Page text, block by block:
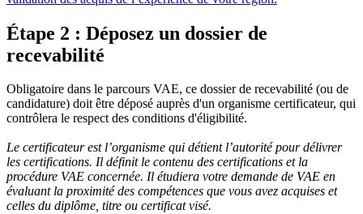
Étape 2 : Déposez un dossier de
recevabilité
Obligatoire dans le parcours VAE, ce dossier de recevabilité (ou de
candidature) doit être déposé auprès d'un organisme certificateur, qui
contrôlera le respect des conditions d'éligibilité.
Le certificateur est l’organisme qui détient l’autorité pour délivrer
les certifications. Il définit le contenu des certifications et la
procédure VAE concernée. Il étudiera votre demande de VAE en
évaluant la proximité des compétences que vous avez acquises et
celles du diplôme, titre ou certificat visé.